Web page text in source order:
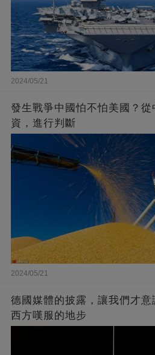
2024/05/21
發生戰爭中國怕不怕美國？
資，進行判斷
2024/05/21
德國媒體的披露，讓我們才
西方嘆服的地步